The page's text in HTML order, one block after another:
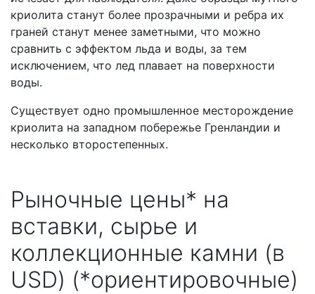
криолита станут более прозрачными и ребра их
граней станут менее заметными, что можно
сравнить с эффектом льда и воды, за тем
исключением, что лед плавает на поверхности
воды.
Существует одно промышленное месторождение
криолита на западном побережье Гренландии и
несколько второстепенных.
Рыночные цены* на
вставки, сырье и
коллекционные камни (в
USD) (*ориентировочные)